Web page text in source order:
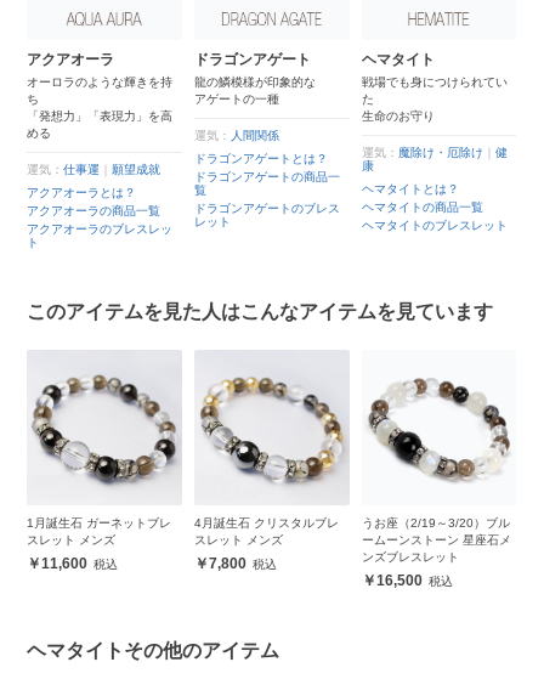
アクアオーラ
オーロラのような輝きを持
ち
「発想力」「表現力」を高
める
運気：仕事運
願望成就
アクアオーラとは？
アクアオーラの商品一覧
アクアオーラのブレスレッ
ト
ドラゴンアゲート
龍の鱗模様が印象的な
アゲートの一種
運気： 人間関係
ドラゴンアゲートとは？
ドラゴンアゲートの商品一
覧
ドラゴンアゲートのブレス
レット
ヘマタイト
戦場でも身につけられてい
た
生命のお守り
運気： 魔除け・厄除け
健
康
ヘマタイトとは？
ヘマタイトの商品一覧
ヘマタイトのブレスレット
このアイテムを見た人はこんなアイテムを見ています
1月誕生石 ガーネットブレ
スレット メンズ
11,600
4月誕生石 クリスタルブレ
スレット メンズ
7,800
うお座（2/19～3/20）ブル
ームーンストーン 星座石メ
ンズブレスレット
16,500
ヘマタイトその他のアイテム